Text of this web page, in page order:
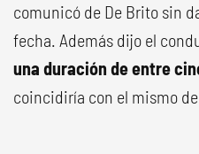
comunicó de De Brito sin
fecha. Además dijo el
una duración de entre
coincidiría con el mismo